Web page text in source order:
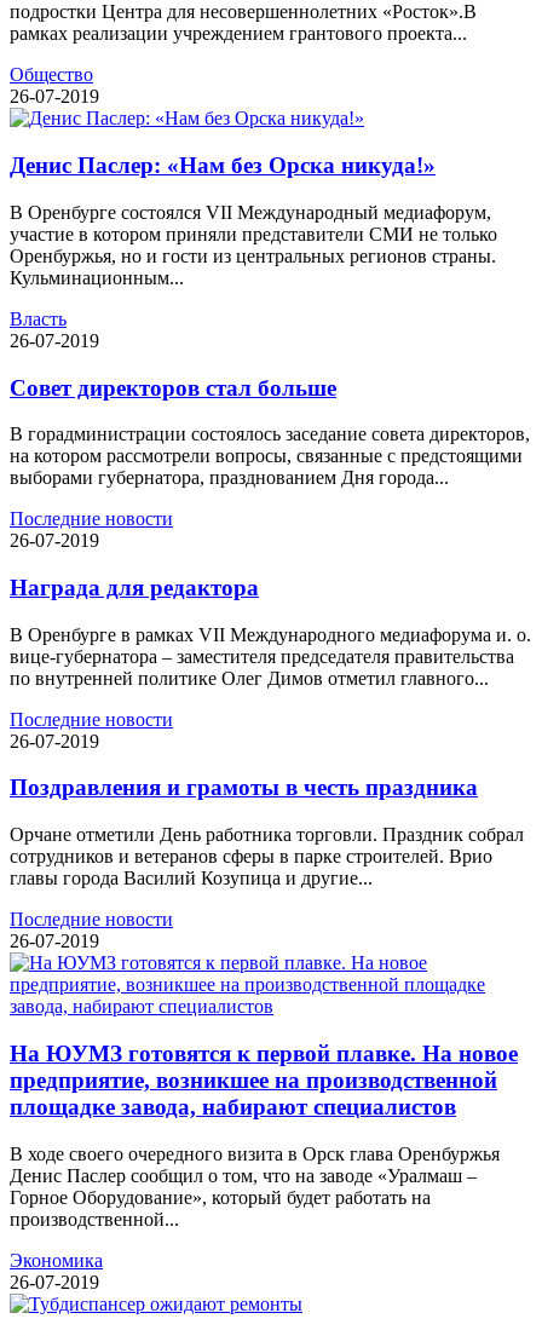
подростки Центра для несовершеннолетних «Росток».В
рамках реализации учреждением грантового проекта...
Общество
26-07-2019
Денис Паслер: «Нам без Орска никуда!»
В Оренбурге состоялся VII Международный медиафорум,
участие в котором приняли представители СМИ не только
Оренбуржья, но и гости из центральных регионов страны.
Кульминационным...
Власть
26-07-2019
Совет директоров стал больше
В горадминистрации состоялось заседание совета директоров,
на котором рассмотрели вопросы, связанные с предстоящими
выборами губернатора, празднованием Дня города...
Последние новости
26-07-2019
Награда для редактора
В Оренбурге в рамках VII Международного медиафорума и. о.
вице-губернатора – заместителя председателя правительства
по внутренней политике Олег Димов отметил главного...
Последние новости
26-07-2019
Поздравления и грамоты в честь праздника
Орчане отметили День работника торговли. Праздник собрал
сотрудников и ветеранов сферы в парке строителей. Врио
главы города Василий Козупица и другие...
Последние новости
26-07-2019
На ЮУМЗ готовятся к первой плавке. На новое
предприятие, возникшее на производственной
площадке завода, набирают специалистов
В ходе своего очередного визита в Орск глава Оренбуржья
Денис Паслер сообщил о том, что на заводе «Уралмаш –
Горное Оборудование», который будет работать на
производственной...
Экономика
26-07-2019